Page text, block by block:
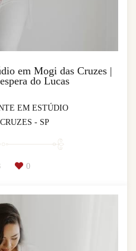
em Mogi das Cruzes |
do Lucas
EM ESTÚDIO
- SP
0